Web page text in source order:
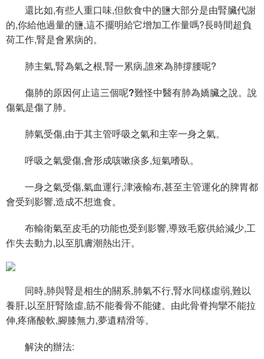
還比如,有些人重口味,但飲食中的鹽大部分是由腎臟代謝
的,你給他過量的鹽,這不擺明給它增加工作量嗎?長時間超負
荷工作,腎是會累病的。
肺主氣,腎為氣之根,腎一累病,誰來為肺撐腰呢?
傷肺的原因何止這三個呢?難怪中醫有肺為嬌臟之說。說
傷氣是傷了肺。
肺氣受傷,由于其主管呼吸之氣和主宰一身之氣。
呼吸之氣愛傷,會形成咳嗽痰多,短氣嗜臥。
一身之氣受傷,氣血運行,津液輸布,甚至主管運化的脾胃都
會受到影響,造成不想進食。
布輸衛氣至皮毛的功能也受到影響,導致毛竅供給減少,工
作失去動力,以至肌膚潮熱出汗。
同時,肺與腎是相生的關系,肺氣不行,腎水同樣虛弱,難以
養肝,以至肝腎陰虛,筋不能養骨不能健。由此骨脊拘攣不能拉
伸,疼痛酸軟,腳膝無力,夢遺精滑等。
解決的辦法: